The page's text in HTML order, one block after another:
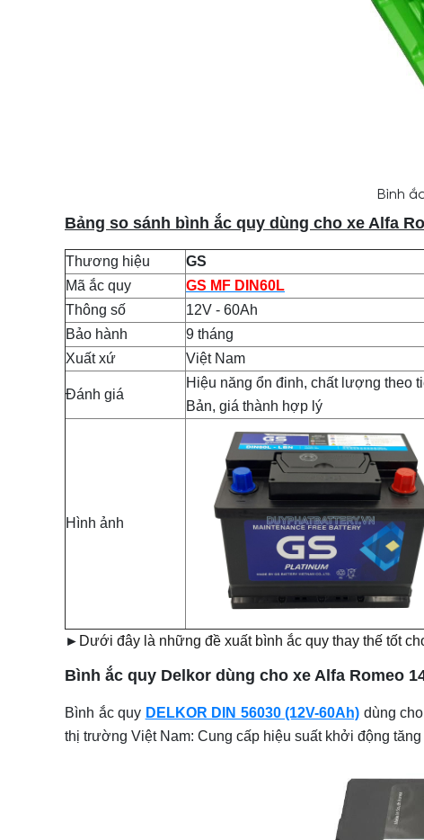
Bình
Bảng so sánh bình ắc quy dùng cho xe Alfa
Thương hiệu GS
Mã ắc quy
GS MF DIN60L
Thông số
12V - 60Ah
Bảo hành
9 tháng
Xuất xứ
Việt Nam
Đánh giá
Hiệu năng ổn đinh, chất lượng theo
Bản, giá thành hợp lý
Hình ảnh
► Dưới đây là những đề xuất bình ắc quy thay thế tốt
Bình ắc quy Delkor dùng cho xe Alfa Romeo
Bình ắc quy DELKOR DIN 56030 (12V-60Ah) dùng
thị trường Việt Nam: Cung cấp hiệu suất khởi động